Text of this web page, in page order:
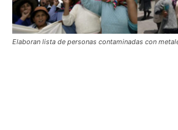
Elaboran lista de personas contaminadas con